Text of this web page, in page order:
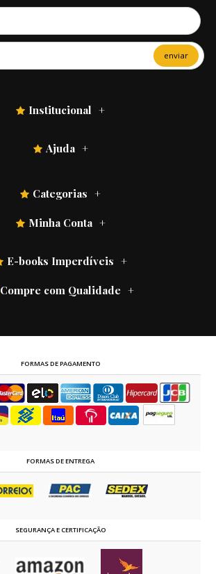
enviar
Institucional
Ajuda
Categorias
Minha Conta
E-books Imperdíveis
Compre com Qualidade
FORMAS DE PAGAMENTO
FORMAS DE ENTREGA
SEGURANÇA E CERTIFICAÇÃO